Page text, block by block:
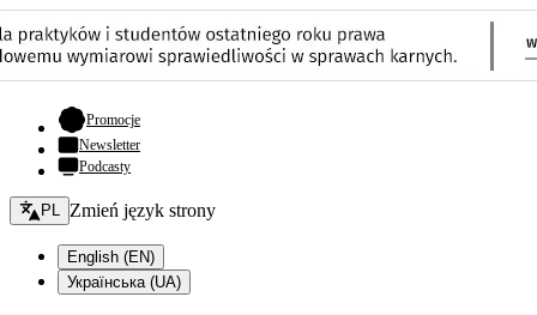
Promocje- otwiera się w nowej karcie
Newsletter
Podcasty
Zmień język - bieżący:
PL Zmień język strony
English (EN)
Українська (UA)